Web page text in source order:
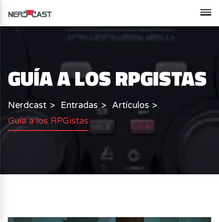
GUÍA A LOS RPGISTAS
Nerdcast Entradas
Artículos
Guía a los RPGistas